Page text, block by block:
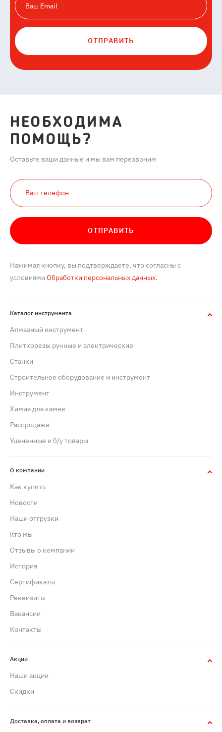
ОТПРАВИТЬ
НЕОБХОДИМА
ПОМОЩЬ?
Оставьте ваши данные и мы вам перезвоним
ОТПРАВИТЬ
Нажимая кнопку, вы подтверждаете, что согласны с
условиями Обработки персональных данных.
Каталог инструмента
Алмазный инструмент
Плиткорезы ручные и электрические
Станки
Строительное оборудование и инструмент
Инструмент
Химия для камня
Распродажа
Уцененные и б/у товары
О компании
Как купить
Новости
Наши отгрузки
Кто мы
Отзывы о компании
История
Сертификаты
Реквизиты
Вакансии
Контакты
Акции
Наши акции
Скидки
Доставка, оплата и возврат